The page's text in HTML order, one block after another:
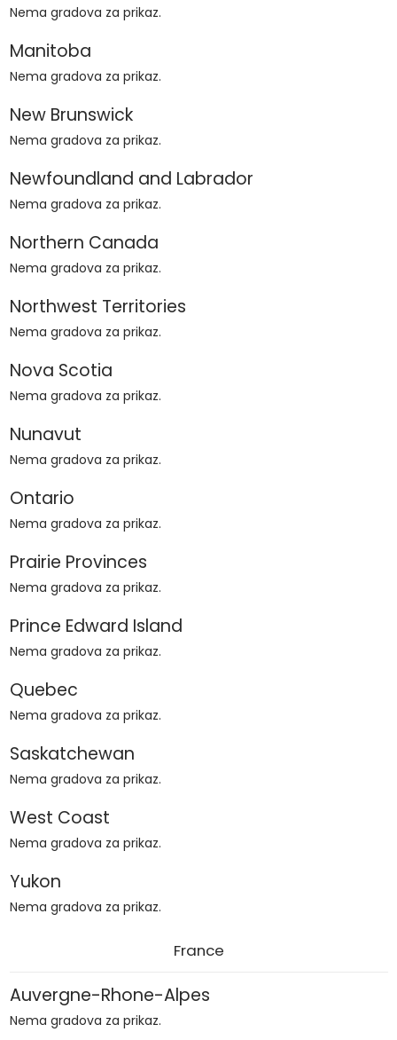
Nema gradova za prikaz.
Manitoba
Nema gradova za prikaz.
New Brunswick
Nema gradova za prikaz.
Newfoundland and Labrador
Nema gradova za prikaz.
Northern Canada
Nema gradova za prikaz.
Northwest Territories
Nema gradova za prikaz.
Nova Scotia
Nema gradova za prikaz.
Nunavut
Nema gradova za prikaz.
Ontario
Nema gradova za prikaz.
Prairie Provinces
Nema gradova za prikaz.
Prince Edward Island
Nema gradova za prikaz.
Quebec
Nema gradova za prikaz.
Saskatchewan
Nema gradova za prikaz.
West Coast
Nema gradova za prikaz.
Yukon
Nema gradova za prikaz.
France
Auvergne-Rhone-Alpes
Nema gradova za prikaz.